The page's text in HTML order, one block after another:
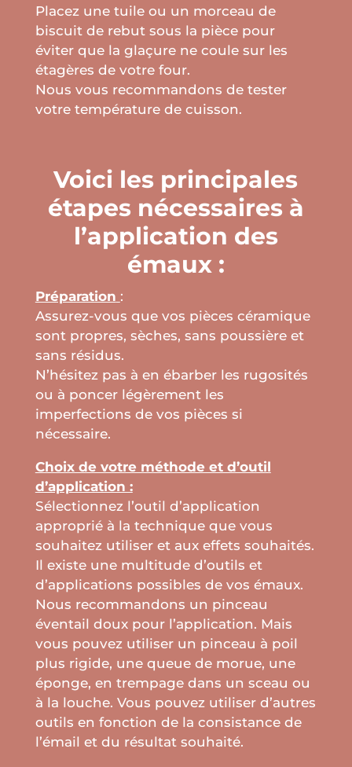
Placez une tuile ou un morceau de
biscuit de rebut sous la pièce pour
éviter que la glaçure ne coule sur les
étagères de votre four.
Nous vous recommandons de tester
votre température de cuisson.
Voici les principales
étapes nécessaires à
l’application des
émaux :
Préparation :
Assurez-vous que vos pièces céramique
sont propres, sèches, sans poussière et
sans résidus.
N’hésitez pas à en ébarber les rugosités
ou à poncer légèrement les
imperfections de vos pièces si
nécessaire.
Choix de votre méthode et d’outil
d’application :
Sélectionnez l’outil d’application
approprié à la technique que vous
souhaitez utiliser et aux effets souhaités.
Il existe une multitude d’outils et
d’applications possibles de vos émaux.
Nous recommandons un pinceau
éventail doux pour l’application. Mais
vous pouvez utiliser un pinceau à poil
plus rigide, une queue de morue, une
éponge, en trempage dans un sceau ou
à la louche. Vous pouvez utiliser d’autres
outils en fonction de la consistance de
l’émail et du résultat souhaité.